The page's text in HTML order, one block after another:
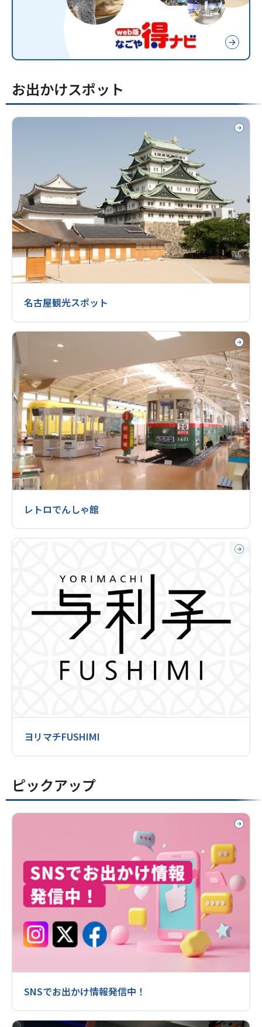
お出かけスポット
名古屋観光スポット
レトロでんしゃ館
ヨリマチFUSHIMI
ピックアップ
SNSでお出かけ情報発信中！